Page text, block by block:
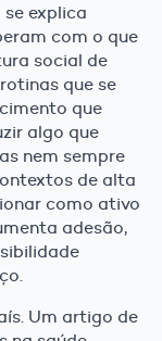
explica
com o que
social de
que se
que
algo que
nem sempre
de alta
como ativo
adesão,
Um artigo de